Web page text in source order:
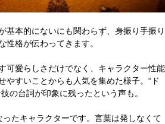
本的にないにも関わらず、身振り手振り
性格が伝わってきます。
可愛らしさだけでなく、キャラクター性能
やすいことからも人気を集めた様子。“ド
の台詞が印象に残ったという声も。
たキャラクターです。言葉は発しなくて